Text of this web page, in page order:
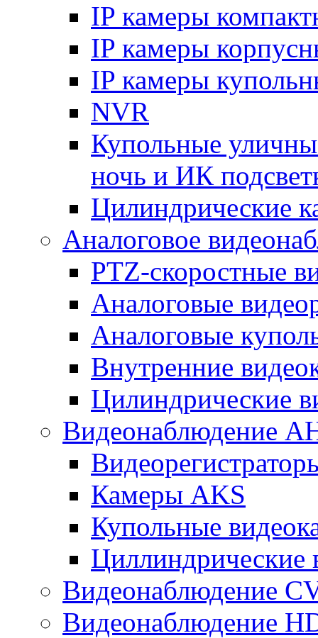
IP камеры
IP камеры
IP камеры
NVR
Купольные
ночь и ИК
Цилиндрические
Аналоговое
PTZ-скоростные
Аналоговые
Аналоговые
Внутренние
Цилиндрические
Видеонаблюдение
Камеры AKS
Купольные
Циллиндрические
Видеонаблюдение
Видеонаблюдение